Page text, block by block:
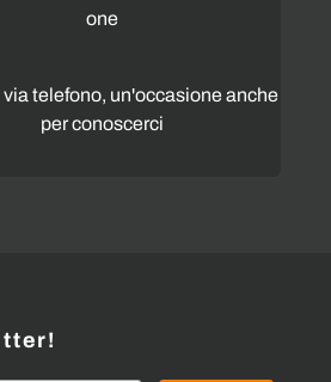
telefono, un'occasione anche
per conoscerci